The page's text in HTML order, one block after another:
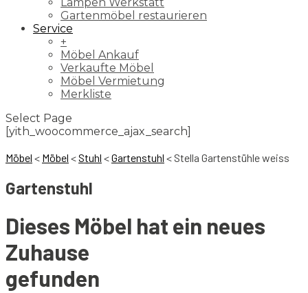
Gartenmöbel restaurieren
Service
+
Möbel Ankauf
Verkaufte Möbel
Möbel Vermietung
Merkliste
Select Page
[yith_woocommerce_ajax_search]
Möbel < Möbel <Stuhl <Gartenstuhl < Stella Gartenstühle weiss
Gartenstuhl
Dieses Möbel hat ein neues
Zuhause
gefunden